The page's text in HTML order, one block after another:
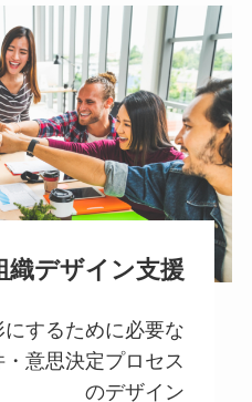
織デザイン支援
するために必要な
意思決定プロセス
のデザイン